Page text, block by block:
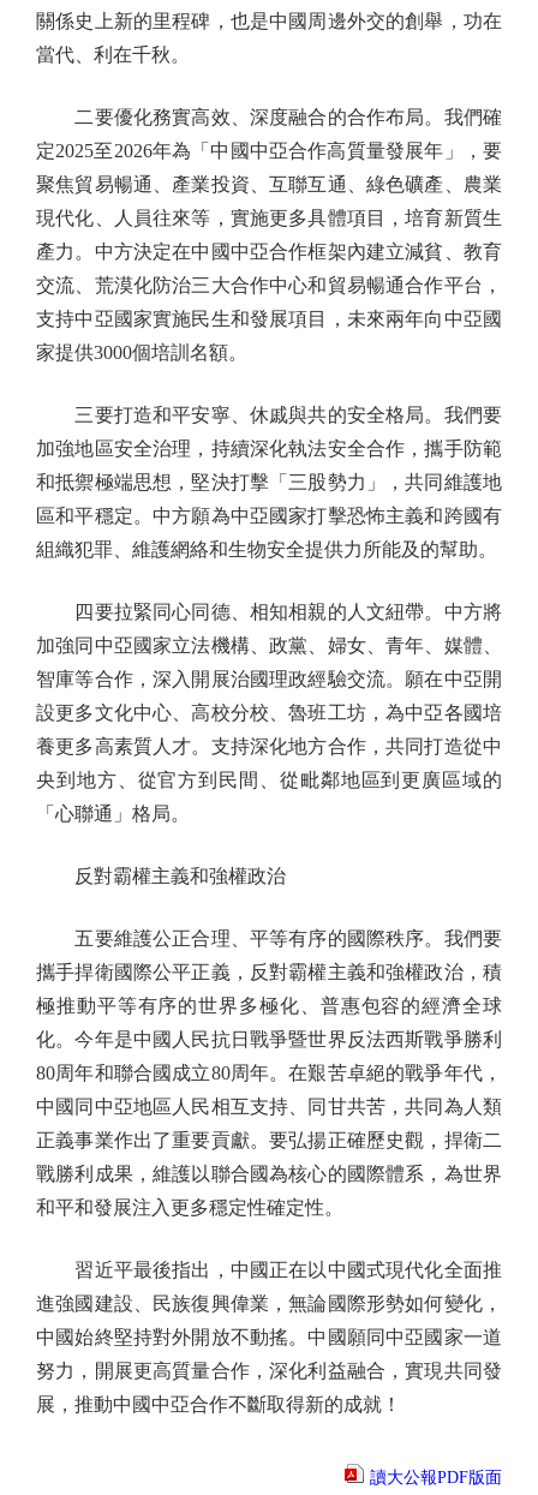
關係史上新的里程碑，也是中國周邊外交的創舉，功在
當代、利在千秋。
二要優化務實高效、深度融合的合作布局。我們確
定2025至2026年為「中國中亞合作高質量發展年」，要
聚焦貿易暢通、產業投資、互聯互通、綠色礦產、農業
現代化、人員往來等，實施更多具體項目，培育新質生
產力。中方決定在中國中亞合作框架內建立減貧、教育
交流、荒漠化防治三大合作中心和貿易暢通合作平台，
支持中亞國家實施民生和發展項目，未來兩年向中亞國
家提供3000個培訓名額。
三要打造和平安寧、休戚與共的安全格局。我們要
加強地區安全治理，持續深化執法安全合作，攜手防範
和抵禦極端思想，堅決打擊「三股勢力」，共同維護地
區和平穩定。中方願為中亞國家打擊恐怖主義和跨國有
組織犯罪、維護網絡和生物安全提供力所能及的幫助。
四要拉緊同心同德、相知相親的人文紐帶。中方將
加強同中亞國家立法機構、政黨、婦女、青年、媒體、
智庫等合作，深入開展治國理政經驗交流。願在中亞開
設更多文化中心、高校分校、魯班工坊，為中亞各國培
養更多高素質人才。支持深化地方合作，共同打造從中
央到地方、從官方到民間、從毗鄰地區到更廣區域的
「心聯通」格局。
反對霸權主義和強權政治
五要維護公正合理、平等有序的國際秩序。我們要
攜手捍衛國際公平正義，反對霸權主義和強權政治，積
極推動平等有序的世界多極化、普惠包容的經濟全球
化。今年是中國人民抗日戰爭暨世界反法西斯戰爭勝利
80周年和聯合國成立80周年。在艱苦卓絕的戰爭年代，
中國同中亞地區人民相互支持、同甘共苦，共同為人類
正義事業作出了重要貢獻。要弘揚正確歷史觀，捍衛二
戰勝利成果，維護以聯合國為核心的國際體系，為世界
和平和發展注入更多穩定性確定性。
習近平最後指出，中國正在以中國式現代化全面推
進強國建設、民族復興偉業，無論國際形勢如何變化，
中國始終堅持對外開放不動搖。中國願同中亞國家一道
努力，開展更高質量合作，深化利益融合，實現共同發
展，推動中國中亞合作不斷取得新的成就！
讀大公報PDF版面